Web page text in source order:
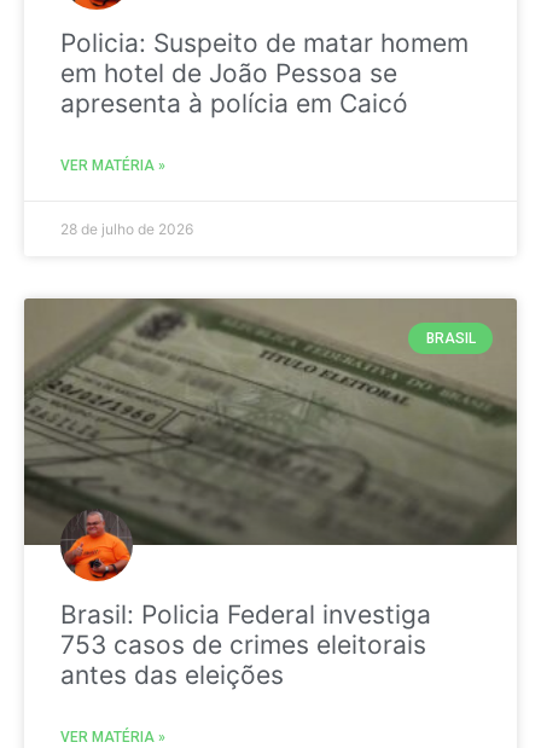
Policia: Suspeito de matar homem
em hotel de João Pessoa se
apresenta à polícia em Caicó
VER MATÉRIA »
28 de julho de 2026
BRASIL
Brasil: Policia Federal investiga
753 casos de crimes eleitorais
antes das eleições
VER MATÉRIA »